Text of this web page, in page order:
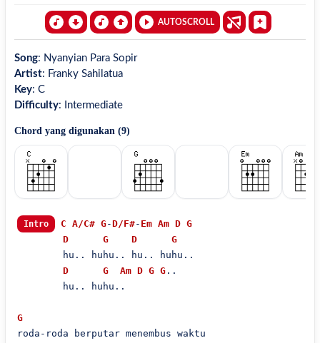
AUTOSCROLL
Song: Nyanyian Para Sopir
Artist: Franky Sahilatua
Key: C
Difficulty: Intermediate
Chord yang digunakan (9)
Intro C A/C# G-D/F#- Em Am D G
D
G D
G
        hu.. huhu.. hu.. huhu..
D
G Am D G G..
        hu.. huhu..
G
roda-roda berputar menembus waktu